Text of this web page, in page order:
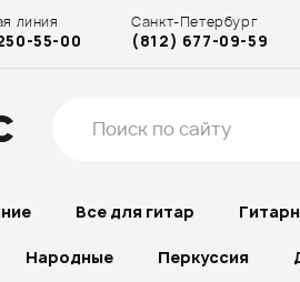
линия
55-00
Санкт-Петербург
(812) 677-09-59
Все для гитар
Народные Перкуссия